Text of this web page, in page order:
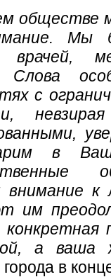
Мы
врачей,
Слова
с
в
внимание к
им
а ваша
в